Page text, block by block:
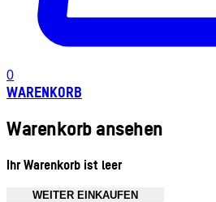
0
WARENKORB
Warenkorb ansehen
Ihr Warenkorb ist leer
WEITER EINKAUFEN